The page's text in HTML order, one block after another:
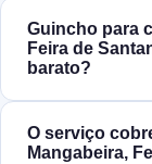
Guincho para
Feira de
barato?
O serviço
Mangabeira,